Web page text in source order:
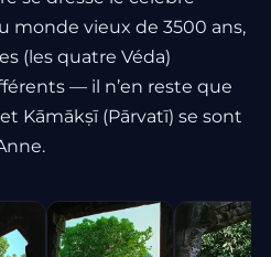
monde vieux de 3500 ans,
(les quatre Véda)
— il n’en reste que
Kāmākṣī (Pārvatī) se sont